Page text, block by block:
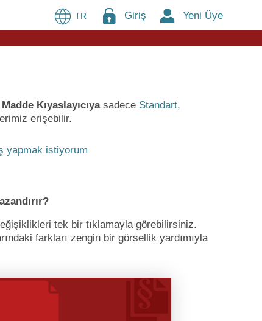
TR Giriş Yeni Üye
Madde Kıyaslayıcıyasadece Standart,
erişebilir.
yapmak istiyorum
tek bir tıklamayla görebilirsiniz.
farkları zengin bir görsellik yardımıyla